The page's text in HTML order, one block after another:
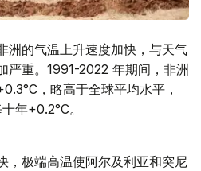
洲的气温上升速度加快，与天气
严重。1991-2022 年期间，非洲
，略高于全球平均水平，
年+0.2°C。
，极端高温使阿尔及利亚和突尼